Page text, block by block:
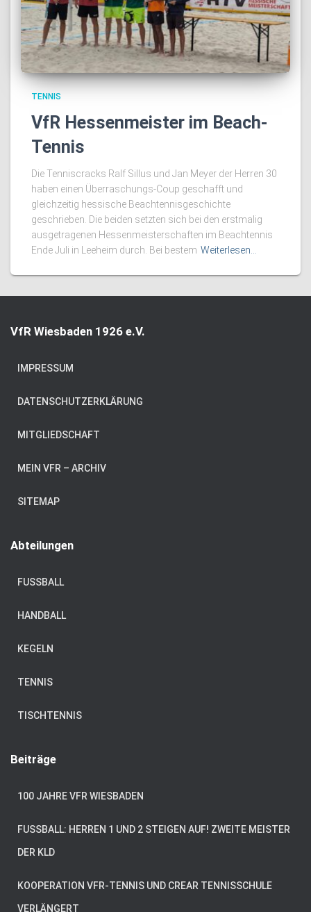
TENNIS
VfR Hessenmeister im Beach-
Tennis
Die Tenniscracks Ralf Sillus und Jan Meyer der Herren 30
haben einen Überraschungs-Coup geschafft und
gleichzeitig hessische Beachtennisgeschichte
geschrieben. Die beiden setzten sich bei den erstmalig
ausgetragenen Hessenmeisterschaften im Beachtennis
Ende Juli in Leeheim durch. Bei bestem Weiterlesen…
VfR Wiesbaden 1926 e.V.
IMPRESSUM
DATENSCHUTZERKLÄRUNG
MITGLIEDSCHAFT
MEIN VFR – ARCHIV
SITEMAP
Abteilungen
FUSSBALL
HANDBALL
KEGELN
TENNIS
TISCHTENNIS
Beiträge
100 JAHRE VFR WIESBADEN
FUSSBALL: HERREN 1 UND 2 STEIGEN AUF! ZWEITE MEISTER D
ER KLD
KOOPERATION VFR-TENNIS UND CREAR TENNISSCHULE
VERLÄNGERT